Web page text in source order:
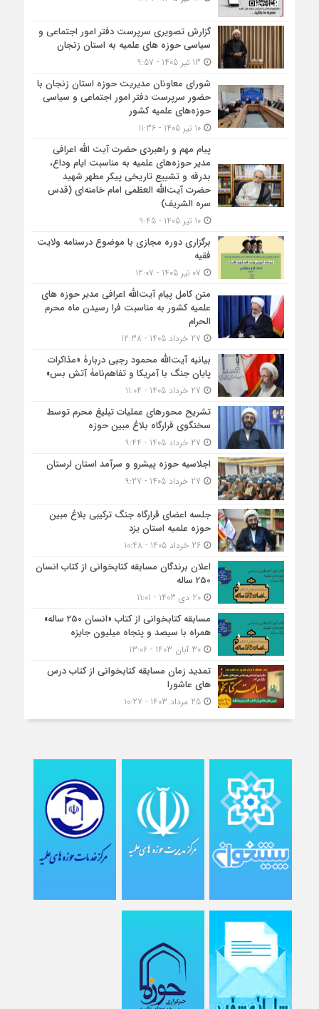
گزارش تصویری سرپرست دفتر امور اجتماعی و
سیاسی حوزه های علمیه به استان زنجان
شورای معاونان مدیریت حوزه استان زنجان با
حضور سرپرست دفتر امور اجتماعی و سیاسی
حوزه‌های علمیه کشور
10 تیر 1405 - 11:36
پیام مهم و راهبردی حضرت آیت الله اعرافی
مدیر حوزه‌های علمیه به مناسبت ایام وداع،
بدرقه و تشییع تاریخی پیکر مطهر شهید
حضرت آیت‌الله العظمی امام خامنه‌ای (قدس
سره الشریف)
10 تیر 1405 - 9:45
برگزاری دوره مجازی با موضوع درسنامه ولایت
فقیه
متن کامل پیام آیت‌الله اعرافی مدیر حوزه های
علمیه کشور به مناسبت فرا رسیدن ماه محرم
الحرام
بیانیه آیت‌الله محمود رجبی دربارۀ «مذاکرات
پایان جنگ با آمریکا و تفاهم‌نامۀ آتش بس»
تشریح محورهای عملیات تبلیغ محرم توسط
سخنگوی قرارگاه بلاغ مبین حوزه
اجلاسیه حوزه پیشرو و سرآمد استان لرستان
جلسه اعضای قرارگاه جنگ ترکیبی بلاغ مبین
حوزه علمیه استان یزد
26 خرداد 1405 - 10:48
اعلان برندگان مسابقه کتابخوانی از کتاب انسان
250 ساله
20 دی 1403 - 11:01
مسابقه کتاب‎خوانی از کتاب «انسان 250 ساله»
همراه با سیصد و پنجاه میلیون جایزه
30 آبان 1403 - 13:06
تمدید زمان مسابقه کتابخوانی از کتاب درس
های عاشورا
25 مرداد 1403 - 10:27